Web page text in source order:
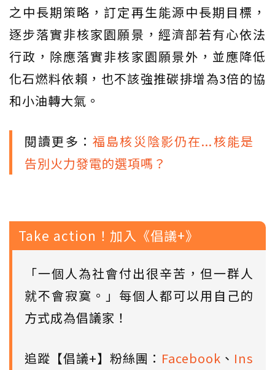
之中長期策略，訂定再生能源中長期目標，
逐步落實非核家園願景，經濟部若有心依法
行政，除應落實非核家園願景外，並應降低
化石燃料依賴，也不該強推碳排增為3倍的協
和小油轉大氣。
閱讀更多： 福島核災陰影仍在...核能是
告別火力發電的選項嗎？
Take action！加入《倡議+》
「一個人為社會付出很辛苦，但一群人
就不會寂寞。」每個人都可以用自己的
方式成為倡議家！
追蹤【倡議+】粉絲團： Facebook 、 Ins